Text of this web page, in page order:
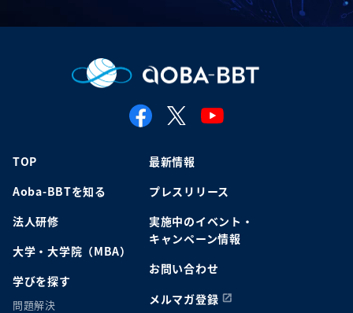
TOP
Aoba-BBTを知る
法人研修
大学・大学院（MBA）
学びを探す
問題解決
最新情報
プレスリリース
実施中のイベント・
キャンペーン情報
お問い合わせ
メルマガ登録